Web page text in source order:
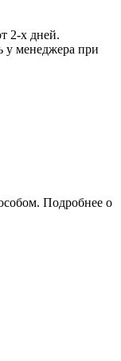
2-х дней.
менеджера при
Подробнее о